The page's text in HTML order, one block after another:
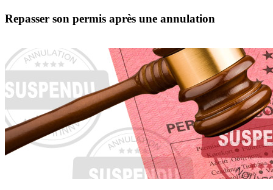
Repasser son permis après une annulation